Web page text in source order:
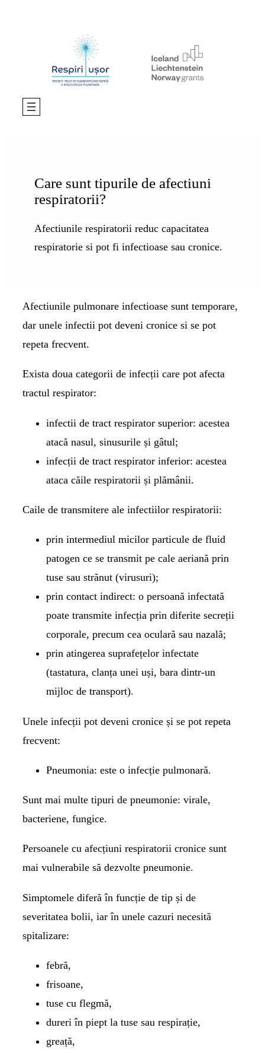
Care sunt tipurile de afectiuni
respiratorii?
Afectiunile respiratorii reduc capacitatea
respiratorie si pot fi infectioase sau cronice.
Afectiunile pulmonare infectioase sunt temporare,
dar unele infectii pot deveni cronice si se pot
repeta frecvent.
Exista doua categorii de infecții care pot afecta
tractul respirator:
infectii de tract respirator superior: acestea
atacă nasul, sinusurile și gâtul;
infecții de tract respirator inferior: acestea
ataca căile respiratorii și plămânii.
Caile de transmitere ale infectiilor respiratorii:
prin intermediul micilor particule de fluid
patogen ce se transmit pe cale aeriană prin
tuse sau strănut (virusuri);
prin contact indirect: o persoană infectată
poate transmite infecția prin diferite secreții
corporale, precum cea oculară sau nazală;
prin atingerea suprafețelor infectate
(tastatura, clanța unei uși, bara dintr-un
mijloc de transport).
Unele infecții pot deveni cronice și se pot repeta
frecvent:
Pneumonia: este o infecție pulmonară.
Sunt mai multe tipuri de pneumonie: virale,
bacteriene, fungice.
Persoanele cu afecțiuni respiratorii cronice sunt
mai vulnerabile să dezvolte pneumonie.
Simptomele diferă în funcție de tip și de
severitatea bolii, iar în unele cazuri necesită
spitalizare:
febră,
frisoane,
tuse cu flegmă,
dureri în piept la tuse sau respirație,
greață,